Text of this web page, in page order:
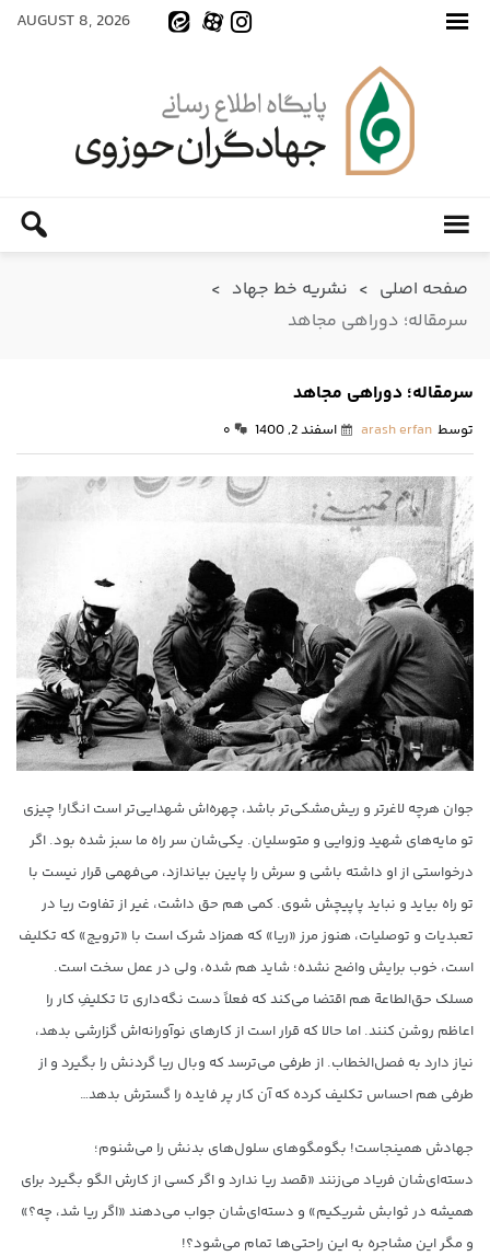
AUGUST 8, 2026
صفحه اصلی > نشریه خط جهاد >
سرمقاله؛ دوراهی مجاهد
سرمقاله؛ دوراهی مجاهد
توسط arash erfan اسفند 2, 1400 ۰
جوان هرچه لاغرتر و ریش‌مشکی‌تر باشد، چهره‌اش شهدایی‌تر است انگار! چیزی
تو مایه‌های شهید وزوایی و متوسلیان. یکی‌شان سر راه ما سبز شده بود. اگر
درخواستی از او داشته باشی و سرش را پایین بیاندازد، می‌فهمی قرار نیست با
تو راه بیاید و نباید پاپیچش شوی. کمی هم حق داشت، غیر از تفاوت ریا در
تعبدیات و توصلیات، هنوز مرز «ریا» که همزاد شرک است با «ترویج» که تکلیف
است، خوب برایش واضح نشده؛ شاید هم شده، ولی در عمل سخت است.
مسلک حق‌الطاعة هم اقتضا می‌کند که فعلاً دست نگه‌داری تا تکلیفِ کار را
اعاظم روشن کنند. اما حالا که قرار است از کارهای نوآورانه‌اش گزارشی بدهد،
نیاز دارد به فصل‌الخطاب. از طرفی می‌ترسد که وبال ریا گردنش را بگیرد و از
طرفی هم احساس تکلیف کرده‌ که آن کار پر فایده را گسترش بدهد…
جهادش همینجاست! بگومگوهای سلول‌های بدنش را می‌شنوم؛
دسته‌ای‌شان فریاد می‌زنند «قصد ریا ندارد و اگر کسی از کارش الگو بگیرد برای
همیشه در ثوابش شریکیم» و دسته‌ای‌شان جواب می‌دهند «اگر ریا شد، چه؟»
و مگر این مشاجره به این راحتی‌ها تمام می‌شود؟!